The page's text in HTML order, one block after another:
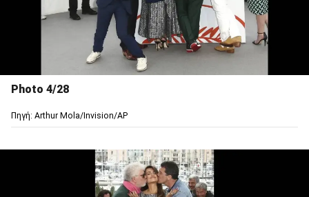
Photo 4/28
Πηγή: Arthur Mola/Invision/AP